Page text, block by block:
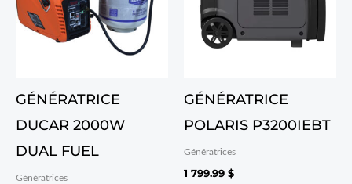
GÉNÉRATRICE
DUCAR 2000W
DUAL FUEL
Génératrices
GÉNÉRATRICE
POLARIS P3200IEBT
Génératrices
1 799.99 $